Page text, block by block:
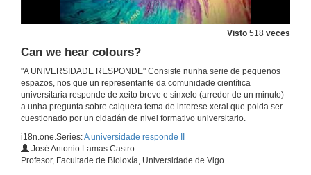
Visto 518 veces
Can we hear colours?
"A UNIVERSIDADE RESPONDE" Consiste nunha serie de pequenos
espazos, nos que un representante da comunidade científica
universitaria responde de xeito breve e sinxelo (arredor de un minuto)
a unha pregunta sobre calquera tema de interese xeral que poida ser
cuestionado por un cidadán de nivel formativo universitario.
i18n.one.Series:A universidade responde II
José Antonio Lamas Castro
Profesor, Facultade de Bioloxía, Universidade de Vigo.
What determines the slope of a beach?
10 de maio de 2016
What is phytoplankton?
10 de maio de 2016